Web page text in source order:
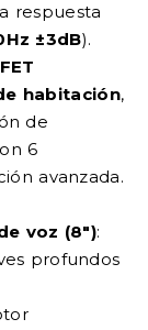
respuesta
±3dB).
habitación,
de
6
avanzada.
voz (8″):
profundos